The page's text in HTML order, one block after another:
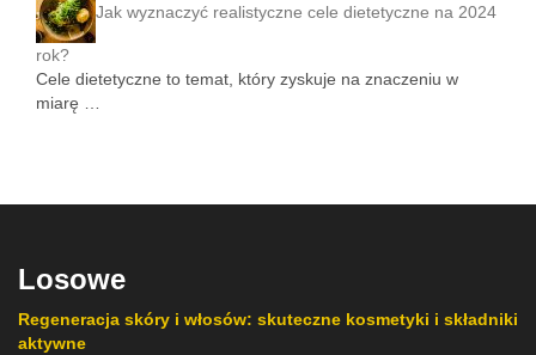
Jak wyznaczyć realistyczne cele dietetyczne na 2024
rok?
Cele dietetyczne to temat, który zyskuje na znaczeniu w
miarę …
Losowe
Regeneracja skóry i włosów: skuteczne kosmetyki i składniki
aktywne